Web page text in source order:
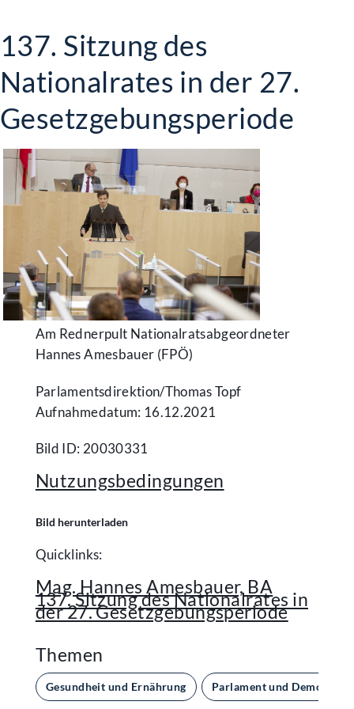
137. Sitzung des
Nationalrates in der 27.
Gesetzgebungsperiode
Am Rednerpult Nationalratsabgeordneter
Hannes Amesbauer (FPÖ)
Parlamentsdirektion/​Thomas Topf
Aufnahmedatum: 16.12.2021
Bild ID: 20030331
Nutzungsbedingungen
Bild herunterladen
Quicklinks:
Mag. Hannes Amesbauer, BA
137. Sitzung des Nationalrates in
der 27. Gesetzgebungsperiode
Themen
Gesundheit und Ernährung Parlament und Demokratie